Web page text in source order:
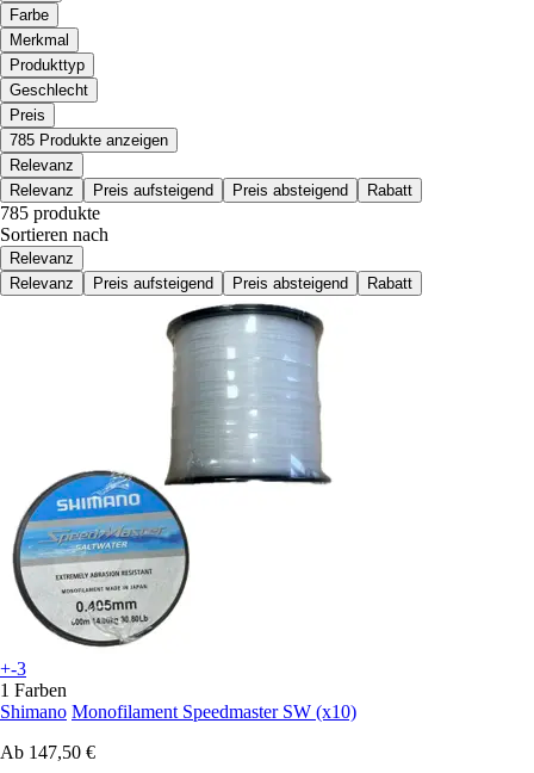
Farbe
Merkmal
Produkttyp
Geschlecht
Preis
785 Produkte anzeigen
Relevanz
Relevanz
Preis aufsteigend Preis absteigend Rabatt
785 produkte
Sortieren nach
Relevanz
Relevanz
Preis aufsteigend Preis absteigend Rabatt
+-3
1 Farben
Shimano Monofilament Speedmaster SW (x10)
Ab 147,50 €